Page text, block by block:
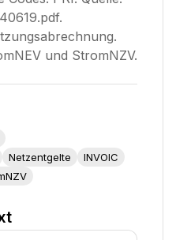
und StromNZV.
Netzentgelte
INVOIC